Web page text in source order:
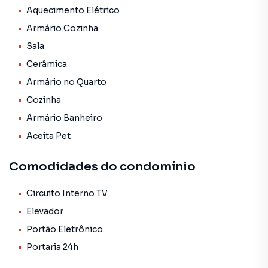
conforto no dia a dia.
Tudo isso em um dos bairros mais desejados do Rio de
Janeiro!
✔️ Geladeira
✔️ Micro-ondas
✔️ Máquina de lavar
✔️ Sofá
✔️ Guarda roupa
✔️ Ventilador de teto
✔️ Exaustor
Aquecimento Elétrico
Armário Cozinha
Sala
Cerâmica
Armário no Quarto
Cozinha
Armário Banheiro
Aceita Pet
Comodidades do condomínio
Circuito Interno TV
Elevador
Portão Eletrônico
Portaria 24h